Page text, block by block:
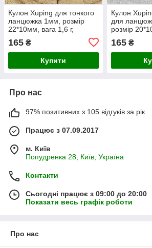
Кулон Xuping для тонкого
ланцюжка 1мм, розмір
22*10мм, вага 1,6 г,
165 ₴
Купити
Кулон
для
розмір
165₴
Про нас
97% позитивних з 105 відгуків за рік
Працює з 07.09.2017
м. Київ
Попудренка 28, Київ, Україна
Контакти
Сьогодні працює з 09:00 до 20:00
Показати весь графік роботи
Про нас